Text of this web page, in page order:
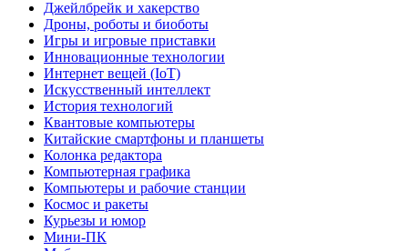
Джейлбрейк и хакерство
Дроны, роботы и биоботы
Игры и игровые приставки
Инновационные технологии
Интернет вещей (IoT)
Искусственный интеллект
История технологий
Квантовые компьютеры
Китайские смартфоны и планшеты
Колонка редактора
Компьютерная графика
Компьютеры и рабочие станции
Космос и ракеты
Курьезы и юмор
Мини-ПК